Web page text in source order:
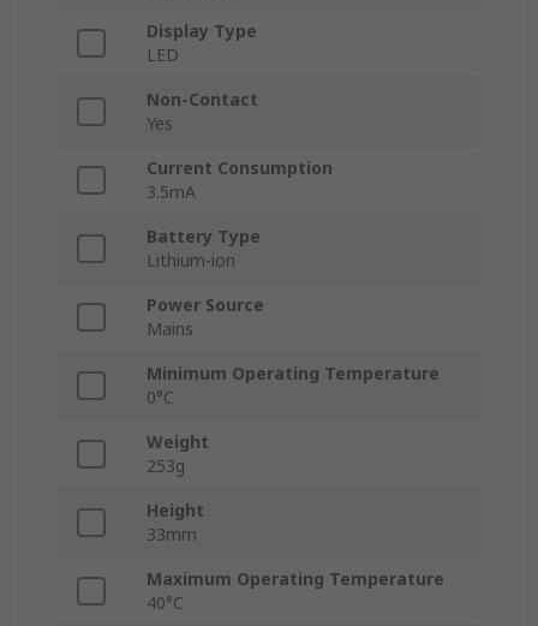
Display Type
LED
Non-Contact
Yes
Current Consumption
3.5mA
Battery Type
Lithium-ion
Power Source
Mains
Minimum Operating Temperature
0°C
Weight
253g
Height
33mm
Maximum Operating Temperature
40°C